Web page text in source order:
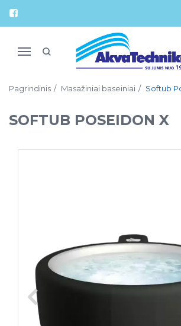
Navigacija
Pagrindinis Masažiniai baseiniai Softub
SOFTUB POSEIDON X